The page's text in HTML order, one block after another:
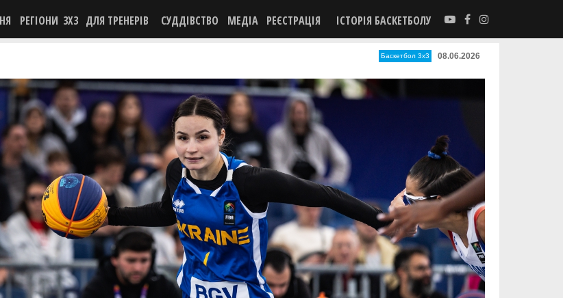
РЕГІОНИ 3X3 ДЛЯ ТРЕНЕРІВ СУДДІВСТВО МЕДІА РЕЄСТРАЦІЯ ІСТОРІЯ БАСКЕТБОЛУ
Баскетбол 3х3 08.06.2026